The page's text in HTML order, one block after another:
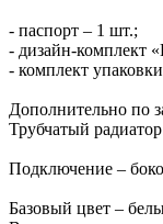
- паспорт – 1 шт.;
- дизайн-комплект
- комплект
Дополнительно по
Трубчатый
Подключение –
Базовый цвет –